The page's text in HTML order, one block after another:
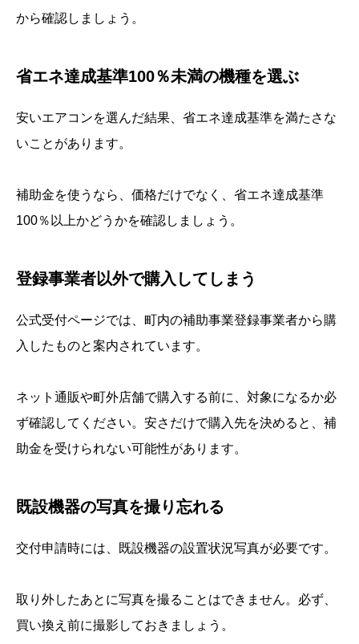
から確認しましょう。
省エネ達成基準100％未満の機種を選ぶ
安いエアコンを選んだ結果、省エネ達成基準を満たさな
いことがあります。
補助金を使うなら、価格だけでなく、省エネ達成基準
100％以上かどうかを確認しましょう。
登録事業者以外で購入してしまう
公式受付ページでは、町内の補助事業登録事業者から購
入したものと案内されています。
ネット通販や町外店舗で購入する前に、対象になるか必
ず確認してください。安さだけで購入先を決めると、補
助金を受けられない可能性があります。
既設機器の写真を撮り忘れる
交付申請時には、既設機器の設置状況写真が必要です。
取り外したあとに写真を撮ることはできません。必ず、
買い換え前に撮影しておきましょう。